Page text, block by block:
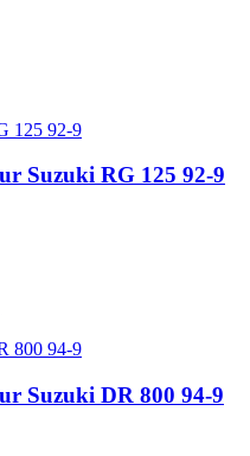
Suzuki RG 125 92-9
Suzuki DR 800 94-9